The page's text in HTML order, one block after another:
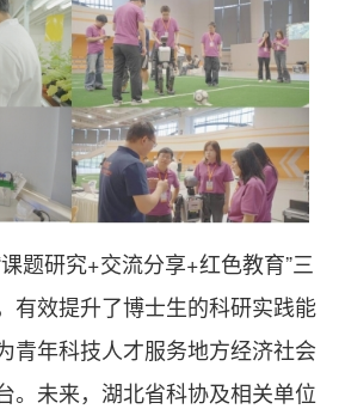
题研究+交流分享+红色教育”三
有效提升了博士生的科研实践能
青年科技人才服务地方经济社会
。未来，湖北省科协及相关单位